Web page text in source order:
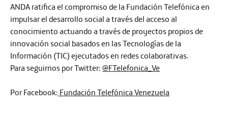
ANDA ratifica el compromiso de la Fundación Telefónica en
impulsar el desarrollo social a través del acceso al
conocimiento actuando a través de proyectos propios de
innovación social basados en las Tecnologías de la
Información (TIC) ejecutados en redes colaborativas.
Para seguirnos por Twitter: @FTelefonica_Ve
Por Facebook: Fundación Telefónica Venezuela